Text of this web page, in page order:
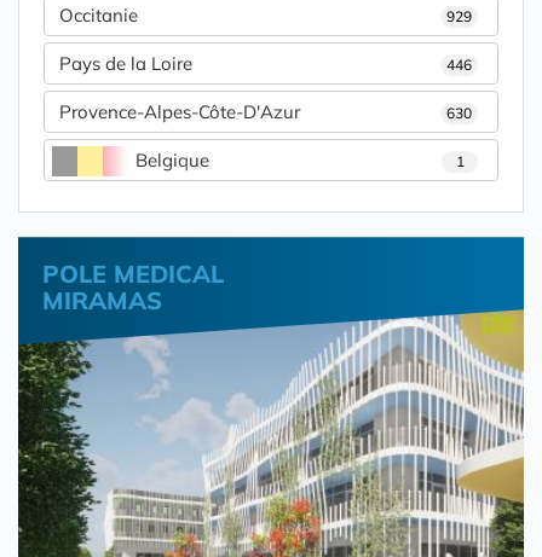
Occitanie 929
Pays de la Loire 446
Provence-Alpes-Côte-D'Azur 630
Belgique 1
POLE MEDICAL
MIRAMAS